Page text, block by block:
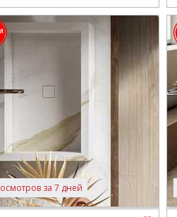
за 7 дней